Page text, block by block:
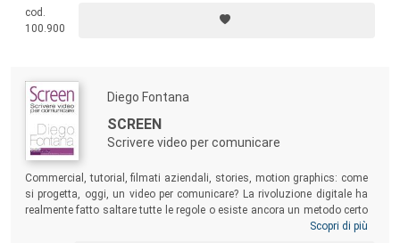
domanda scomoda e di rompere un po’ di schemi, questo libro guiderà
il lettore nel mondo della sperimentazione, dell’analisi dei dati e del
cod.
100.900
Diego Fontana
SCREEN
Scrivere video per comunicare
Commercial, tutorial, filmati aziendali, stories, motion graphics: come
si progetta, oggi, un video per comunicare? La rivoluzione digitale ha
realmente fatto saltare tutte le regole o esiste ancora un metodo certo
è pensato tanto per il
Scopri di più